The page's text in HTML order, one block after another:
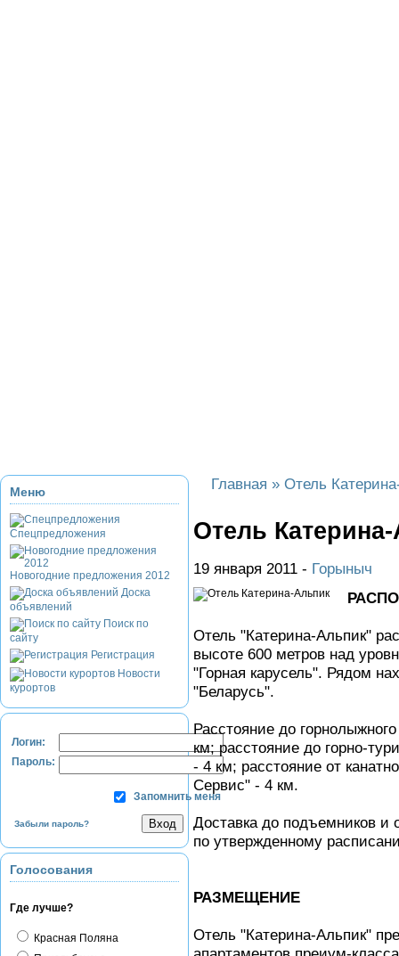
Меню
Спецпредложения
Новогодние предложения 2012
Доска
объявлений
Поиск по
сайту
Регистрация
Новости
курортов
Логин:
Пароль:
Запомнить меня
Забыли пароль?
Голосования
Где лучше?
Красная Поляна
Главная » Отель
Отель
19 января 2011 - Горыныч
Отель "Катерина-Альпик"
высоте 600 метров над
"Горная карусель". Рядом
"Беларусь".
Расстояние до
км; расстояние до горно-
- 4 км; расстояние от
Сервис" - 4 км.
Доставка до подъемников и
по утвержденному
РАЗМЕЩЕНИЕ
Отель "Катерина-Альпик"